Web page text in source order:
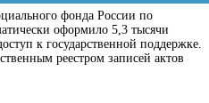
фонда России по
оформило 5,3 тысячи
к государственной поддержке.
реестром записей актов